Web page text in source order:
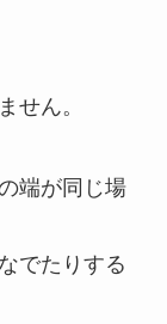
せん。
端が同じ場
でたりする